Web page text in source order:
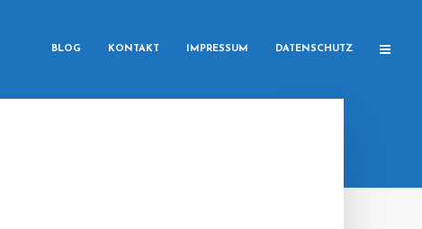
BLOG KONTAKT IMPRESSUM DATENSCHUTZ